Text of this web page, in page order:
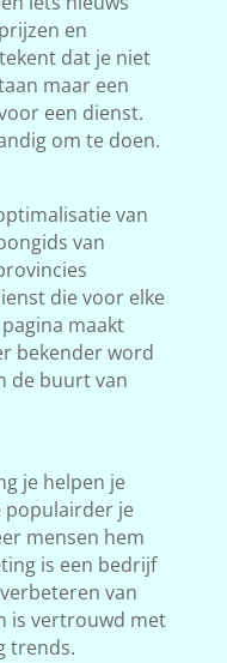
en
dat je niet
maar een
een dienst.
om te doen.
van
van
die voor elke
maakt
bekender word
de buurt van
je helpen je
populairder je
mensen hem
is een bedrijf
van
is vertrouwd met
trends.